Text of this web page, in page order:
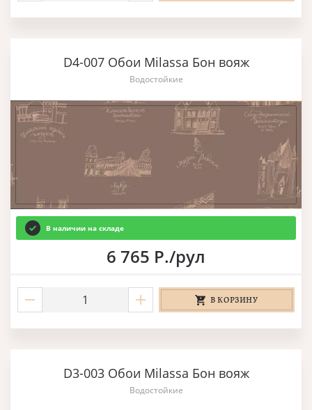
D4-007 Обои Milassa Бон вояж
Водостойкие
В наличии на складе
6 765 Р./рул
В КОРЗИНУ
D3-003 Обои Milassa Бон вояж
Водостойкие